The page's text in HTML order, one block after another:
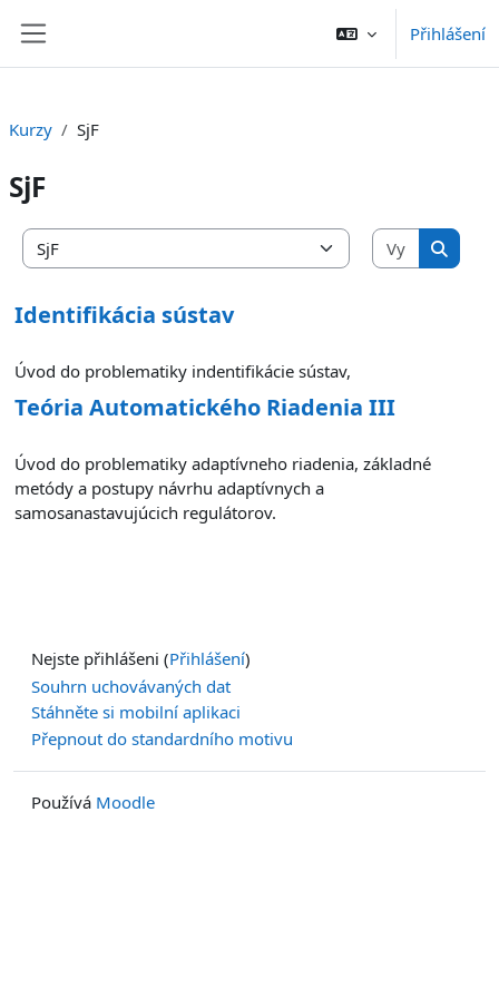
Přihlášení
Kurzy SjF
SjF
Kategorie kurzů
Vyhledat
Identifikácia sústav
Úvod do problematiky indentifikácie sústav,
Teória Automatického Riadenia III
Úvod do problematiky adaptívneho riadenia, základné
metódy a postupy návrhu adaptívnych a
samosanastavujúcich regulátorov.
Nejste přihlášeni (Přihlášení)
Souhrn uchovávaných dat
Stáhněte si mobilní aplikaci
Přepnout do standardního motivu
Používá Moodle